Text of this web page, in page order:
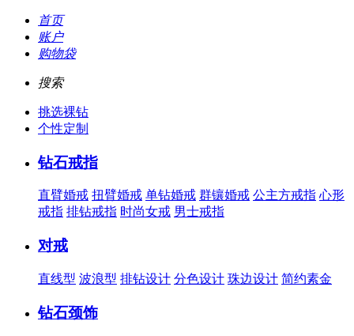
首页
账户
购物袋
搜索
挑选裸钻
个性定制
钻石戒指
直臂婚戒 扭臂婚戒 单钻婚戒 群镶婚戒 公主方戒指 心形
戒指 排钻戒指 时尚女戒 男士戒指
对戒
直线型 波浪型 排钻设计 分色设计 珠边设计 简约素金
钻石颈饰